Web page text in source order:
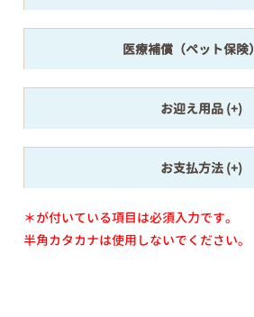
医療補償（ペット保険）
お迎え用品
お支払方法
＊が付いている項目は必須入力です。
半角カタカナは使用しないでください。